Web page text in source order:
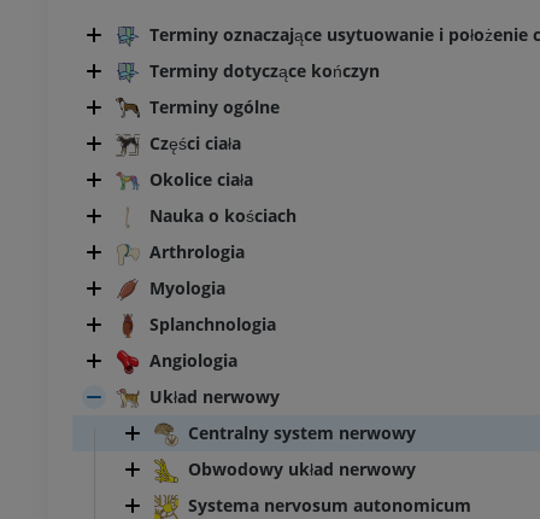
Terminy oznaczające usytuowanie i położenie
Terminy dotyczące kończyn
Terminy ogólne
Części ciała
Okolice ciała
Nauka o kościach
Arthrologia
Myologia
Splanchnologia
Angiologia
Układ nerwowy
Centralny system nerwowy
Obwodowy układ nerwowy
Systema nervosum autonomicum